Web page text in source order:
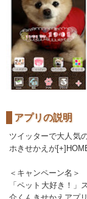
アプリの説明
ツイッターで大人気
ホきせかえが
＜キャンペーン名＞
「ペット大好き！